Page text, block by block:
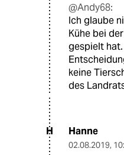
@Andy68:
Ich glaube
Kühe bei
gespielt
keine
des
H Hanne
02.08.2019,